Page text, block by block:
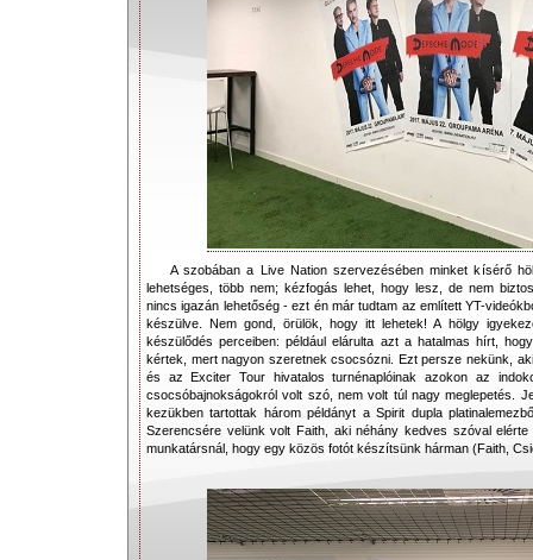
A szobában a Live Nation szervezésében minket kísérő
lehetséges, több nem; kézfogás lehet, hogy lesz, de nem
nincs igazán lehetőség - ezt én már tudtam az említett YT-
készülve. Nem gond, örülök, hogy itt lehetek! A hölgy
készülődés perceiben: például elárulta azt a hatalmas hírt,
kértek, mert nagyon szeretnek csocsózni. Ezt persze nekünk,
és az Exciter Tour hivatalos turnénaplóinak azokon az
csocsóbajnokságokról volt szó, nem volt túl nagy meglepetés.
kezükben tartottak három példányt a Spirit dupla
Szerencsére velünk volt Faith, aki néhány kedves szóval
munkatársnál, hogy egy közös fotót készítsünk hárman (Faith,